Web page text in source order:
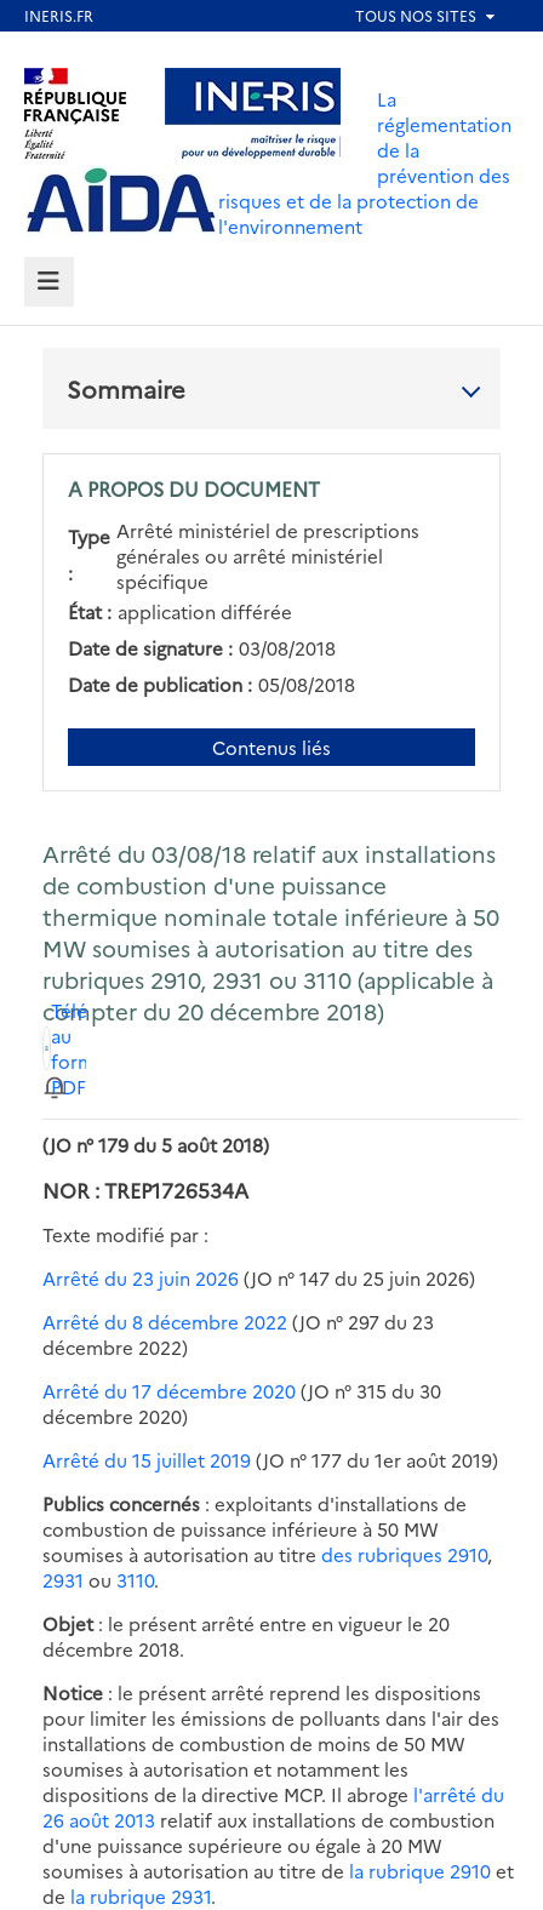
contenu
principal
Aller au contenu Aller au menu
Aller au pied de page
La
réglementation
de la
prévention des
risques et de la protection de
l'environnement
MENU
A PROPOS DU DOCUMENT
Type
:
Arrêté ministériel de prescriptions
générales ou arrêté ministériel
spécifique
État : application différée
Date de signature : 03/08/2018
Date de publication : 05/08/2018
Contenus liés
Sommaire
Arrêté du 03/08/18 relatif aux installations
de combustion d'une puissance
thermique nominale totale inférieure à 50
MW soumises à autorisation au titre des
rubriques 2910, 2931 ou 3110 (applicable à
compter du 20 décembre 2018)
Télécharger
au
format
PDF
(JO n° 179 du 5 août 2018)
NOR : TREP1726534A
Texte modifié par :
Arrêté du 23 juin 2026(JO n° 147 du 25 juin 2026)
Arrêté du 8 décembre 2022 (JO n° 297 du 23
décembre 2022)
Arrêté du 17 décembre 2020(JO n° 315 du 30
décembre 2020)
Arrêté du 15 juillet 2019(JO n° 177 du 1er août 2019)
Publics concernés : exploitants d'installations de
combustion de puissance inférieure à 50 MW
soumises à autorisation au titre des rubriques 2910,
2931 ou 3110.
Objet: le présent arrêté entre en vigueur le 20
décembre 2018.
Notice : le présent arrêté reprend les dispositions
pour limiter les émissions de polluants dans l'air des
installations de combustion de moins de 50 MW
soumises à autorisation et notamment les
dispositions de la directive MCP. Il abroge l'arrêté du
26 août 2013 relatif aux installations de combustion
d'une puissance supérieure ou égale à 20 MW
soumises à autorisation au titre de la rubrique 2910et
de la rubrique 2931.